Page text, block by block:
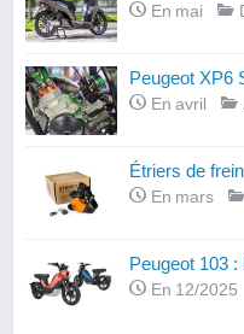
En mai
Peugeot XP6
En avril
Étriers de
En mars
Peugeot 103 :
En 12/2025